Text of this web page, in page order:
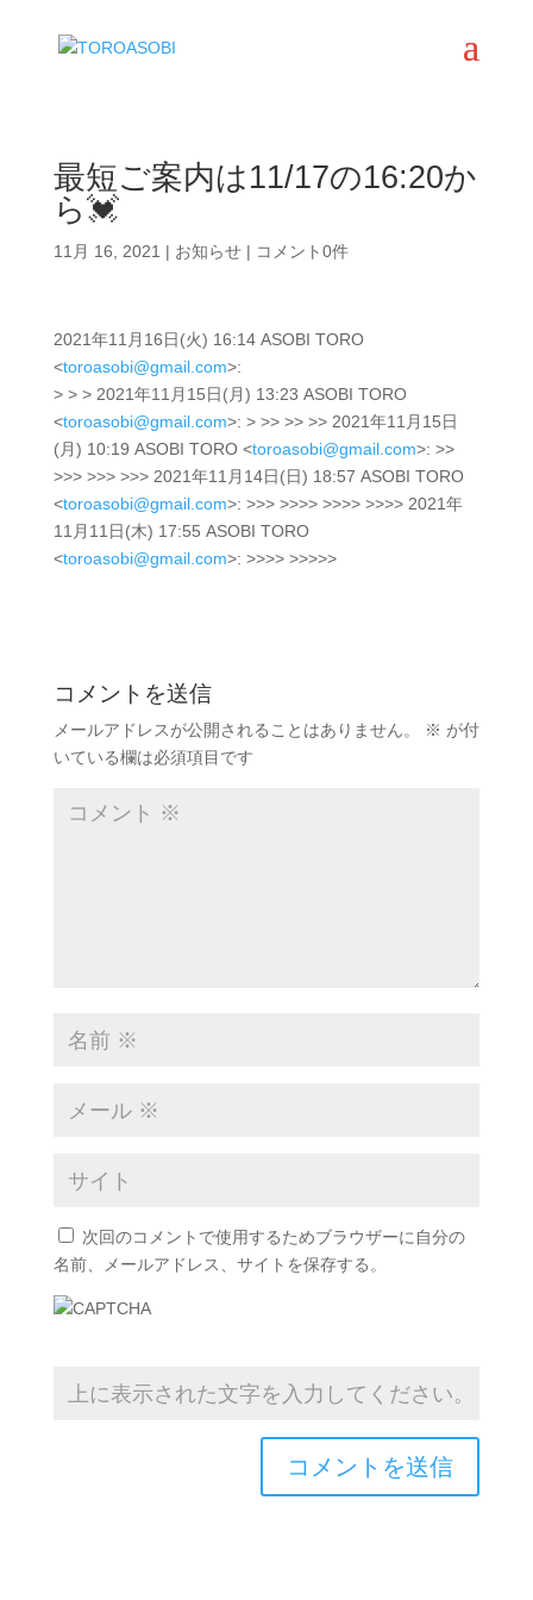
最短ご案内は11/17の16:20か
ら💓
11月 16, 2021 | お知らせ| コメント0件
2021年11月16日(火) 16:14 ASOBI TORO
<toroasobi@gmail.com>:
> > > 2021年11月15日(月) 13:23 ASOBI TORO
<toroasobi@gmail.com>: > >> >> >> 2021年11月15日
(月) 10:19 ASOBI TORO <toroasobi@gmail.com>: >>
>>> >>> >>> 2021年11月14日(日) 18:57 ASOBI TORO
<toroasobi@gmail.com>: >>> >>>> >>>> >>>> 2021年
11月11日(木) 17:55 ASOBI TORO
<toroasobi@gmail.com>: >>>> >>>>>
コメントを送信
メールアドレスが公開されることはありません。 ※ が付
いている欄は必須項目です
次回のコメントで使用するためブラウザーに自分の
名前、メールアドレス、サイトを保存する。